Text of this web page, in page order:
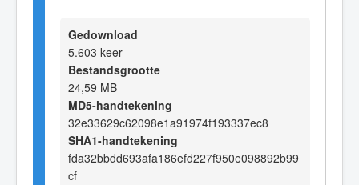
Gedownload
5.603 keer
Bestandsgrootte
24,59 MB
MD5-handtekening
32e33629c62098e1a91974f193337ec8
SHA1-handtekening
fda32bbdd693afa186efd227f950e098892b99
cf